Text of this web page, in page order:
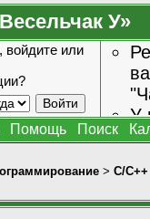
У»
войдите или
У
Помощь Поиск
> C/C++